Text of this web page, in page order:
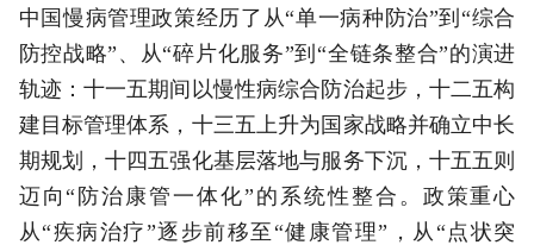
中国慢病管理政策经历了从“单一病种防治”到“综合
防控战略”、从“碎片化服务”到“全链条整合”的演进
轨迹：十一五期间以慢性病综合防治起步，十二五构
建目标管理体系，十三五上升为国家战略并确立中长
期规划，十四五强化基层落地与服务下沉，十五五则
迈向“防治康管一体化”的系统性整合。政策重心
从“疾病治疗”逐步前移至“健康管理”，从“点状突